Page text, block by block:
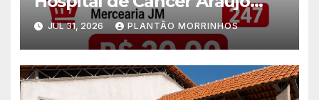
Jorge é realizado no Jardim
América
JUL 31, 2026 PLANTÃO MORRINHOS